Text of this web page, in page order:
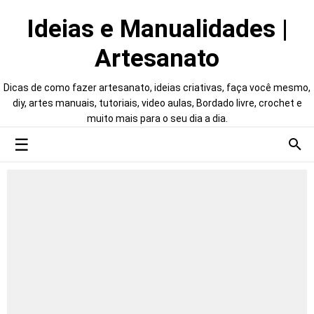
Ideias e Manualidades |
Artesanato
Dicas de como fazer artesanato, ideias criativas, faça você mesmo,
diy, artes manuais, tutoriais, video aulas, Bordado livre, crochet e
muito mais para o seu dia a dia.